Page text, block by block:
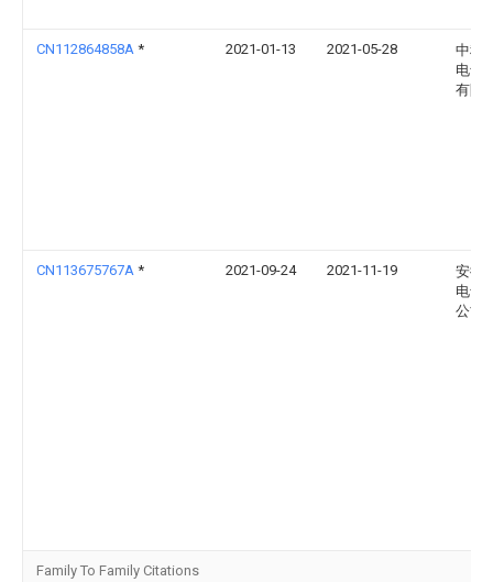
CN112864858A * 2021-01-13 2021-05-28
中科
电气
有限
CN113675767A * 2021-09-24 2021-11-19
安徽
电气
公司
Family To Family Citations